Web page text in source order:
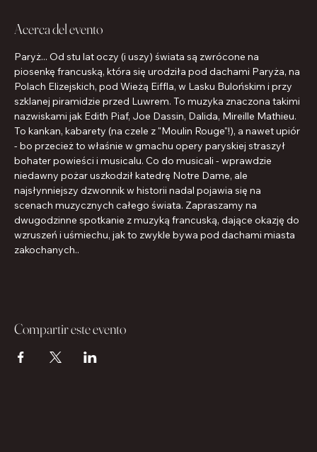
Acerca del evento
Paryż... Od stu lat oczy (i uszy) świata są zwrócone na
piosenkę francuską, która się urodziła pod dachami Paryża, na
Polach Elizejskich, pod Wieżą Eiffla, w Lasku Bulońskim i przy
szklanej piramidzie przed Luwrem. To muzyka znaczona takimi
nazwiskami jak Edith Piaf, Joe Dassin, Dalida, Mireille Mathieu.
To kankan, kabarety (na czele z "Moulin Rouge"!), a nawet upiór
- bo przecież to właśnie w gmachu opery paryskiej straszył
bohater powieści i musicalu. Co do musicali - wprawdzie
niedawny pożar uszkodził katedrę Notre Dame, ale
najsłynniejszy dzwonnik w historii nadal pojawia się na
scenach muzycznych całego świata. Zapraszamy na
dwugodzinne spotkanie z muzyką francuską, dające okazję do
wzruszeń i uśmiechu, jak to zwykle bywa pod dachami miasta
zakochanych..
Compartir este evento